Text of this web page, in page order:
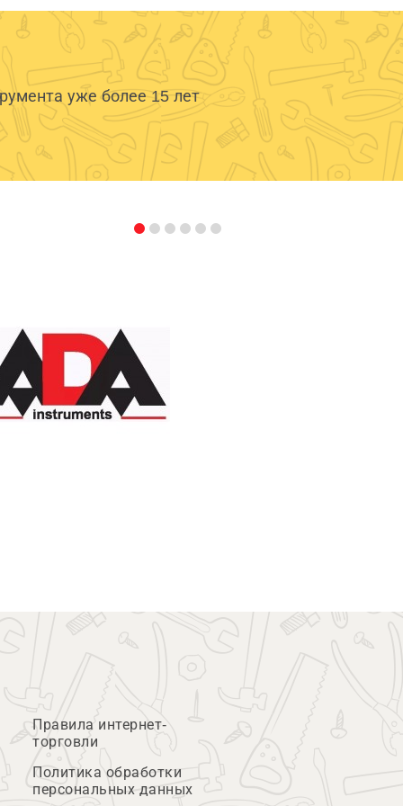
уже более 15 лет
Правила интернет-
торговли
Политика обработки
персональных данных